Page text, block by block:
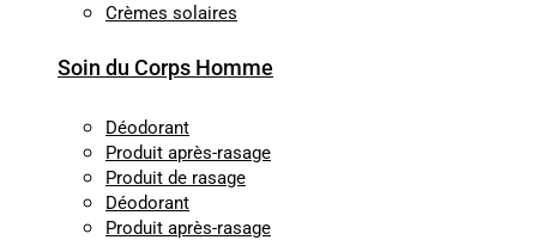
Crèmes solaires
Soin du Corps Homme
Déodorant
Produit après-rasage
Produit de rasage
Déodorant
Produit après-rasage